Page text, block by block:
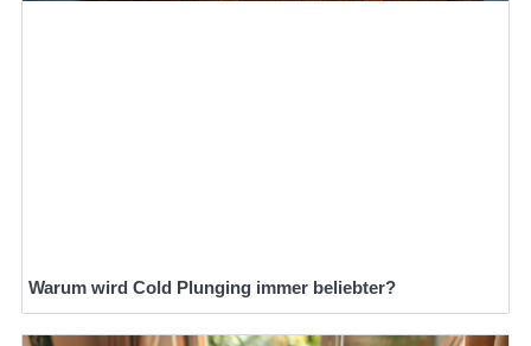
Warum wird Cold Plunging immer beliebter?